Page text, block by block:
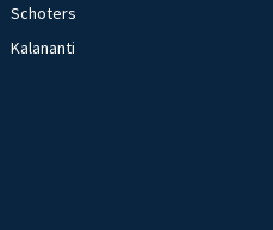
Schoters
Kalananti